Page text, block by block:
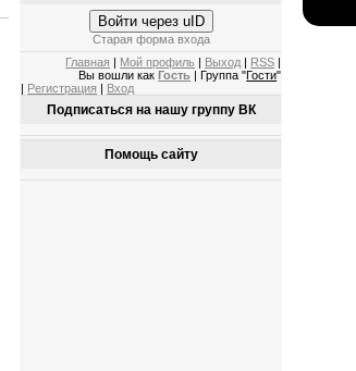
Войти через uID
Старая форма входа
Главная
Мой профиль Выход RSS
Вы вошли как Гость | Группа "Гости"
Регистрация Вход
Подписаться на нашу группу ВК
Помощь сайту